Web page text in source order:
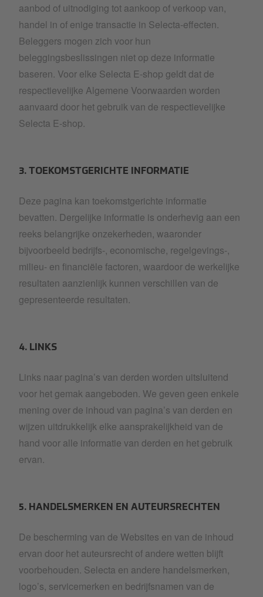
aanbod of uitnodiging tot aankoop of verkoop van,
handel in of enige transactie in Selecta-effecten.
Beleggers mogen zich voor hun
beleggingsbeslissingen niet op deze informatie
baseren. Voor elke Selecta E-shop geldt dat de
respectievelijke Algemene Voorwaarden worden
aanvaard door het gebruik van de respectievelijke
Selecta E-shop.
3. TOEKOMSTGERICHTE INFORMATIE
Deze pagina kan toekomstgerichte informatie
bevatten. Dergelijke informatie is onderhevig aan een
reeks belangrijke onzekerheden, waaronder
bijvoorbeeld bedrijfs-, economische, regelgevings-,
milieu- en financiële factoren, waardoor de werkelijke
resultaten aanzienlijk kunnen verschillen van de
gepresenteerde resultaten.
4. LINKS
Links naar pagina’s van derden worden uitsluitend
voor het gemak aangeboden. We geven geen enkele
mening over de inhoud van pagina’s van derden en
wijzen uitdrukkelijk elke aansprakelijkheid van de
hand voor alle informatie van derden en het gebruik
ervan.
5. HANDELSMERKEN EN AUTEURSRECHTEN
De bescherming van de Websites en van de inhoud
ervan door het auteursrecht of andere wetten blijft
voorbehouden. Selecta en andere handelsmerken,
logo’s, servicemerken en bedrijfsnamen van de